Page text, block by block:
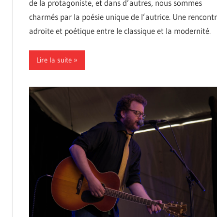
de la protagoniste, et dans d’autres, nous sommes
charmés par la poésie unique de l’autrice. Une
adroite et poétique entre le classique et la modernité.
Lire la suite